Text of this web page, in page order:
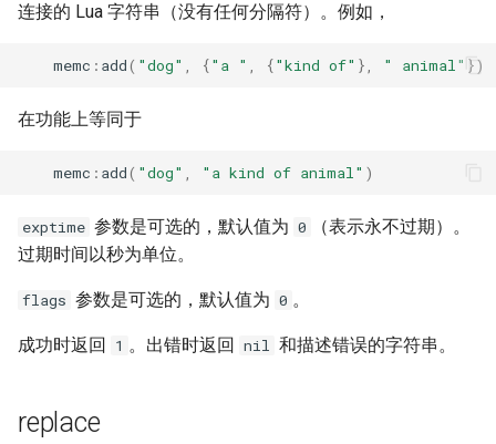
teslagov-jwt
testcookie
trim
连接的 Lua 字符串（没有任何分隔符）。例如，
memc : add( "dog" {"a " {"kind of" }, " animal" })
在功能上等同于
memc : add( "dog" "a kind of animal" )
exptime 参数是可选的，默认值为 0
（表示永不过期）。
过期时间以秒为单位。
flags 参数是可选的，默认值为 0 。
成功时返回 1 。出错时返回 nil 和描述错误的字符串。
replace